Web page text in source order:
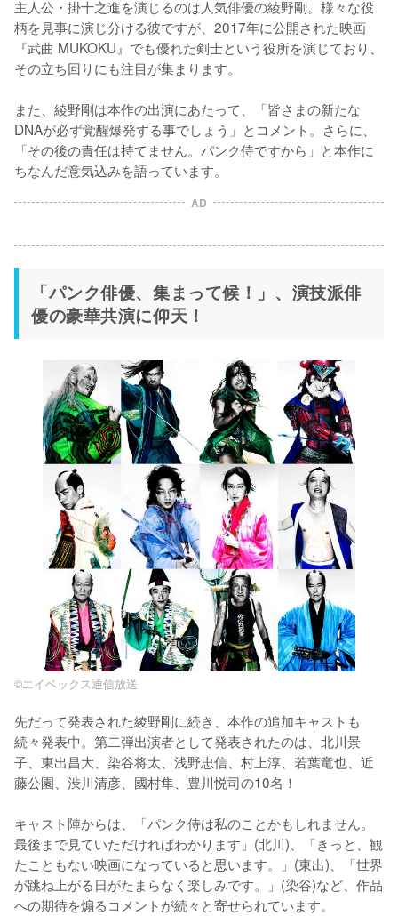
主人公・掛十之進を演じるのは人気俳優の綾野剛。様々な役
柄を見事に演じ分ける彼ですが、2017年に公開された映画
『武曲 MUKOKU』でも優れた剣士という役所を演じており、
その立ち回りにも注目が集まります。
また、綾野剛は本作の出演にあたって、「皆さまの新たな
DNAが必ず覚醒爆発する事でしょう」とコメント。さらに、
「その後の責任は持てません。パンク侍ですから」と本作に
ちなんだ意気込みを語っています。
AD
「パンク俳優、集まって候！」、演技派俳
優の豪華共演に仰天！
©エイベックス通信放送
先だって発表された綾野剛に続き、本作の追加キャストも
続々発表中。第二弾出演者として発表されたのは、北川景
子、東出昌大、染谷将太、浅野忠信、村上淳、若葉竜也、近
藤公園、渋川清彦、國村隼、豊川悦司の10名！
キャスト陣からは、「パンク侍は私のことかもしれません。
最後まで見ていただければわかります」(北川)、「きっと、観
たこともない映画になっていると思います。」(東出)、「世界
が跳ね上がる日がたまらなく楽しみです。」(染谷)など、作品
への期待を煽るコメントが続々と寄せられています。